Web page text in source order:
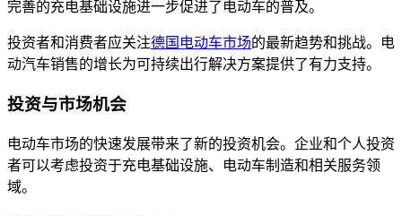
完善的充电基础设施进一步促进了电动车的普及。
投资者和消费者应关注德国电动车市场的最新趋势和挑战。电
动汽车销售的增长为可持续出行解决方案提供了有力支持。
投资与市场机会
电动车市场的快速发展带来了新的投资机会。企业和个人投资
者可以考虑投资于充电基础设施、电动车制造和相关服务领
域。